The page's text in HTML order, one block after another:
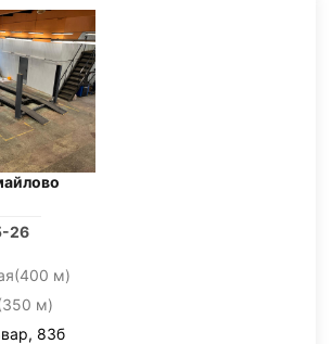
26
(400 м)
м)
83б